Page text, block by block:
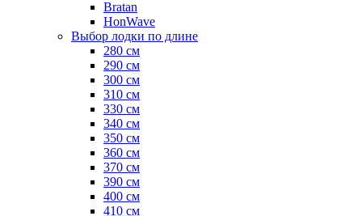
Bratan
HonWave
Выбор лодки по длине
280 см
290 см
300 см
310 см
330 см
340 см
350 см
360 см
370 см
390 см
400 см
410 см